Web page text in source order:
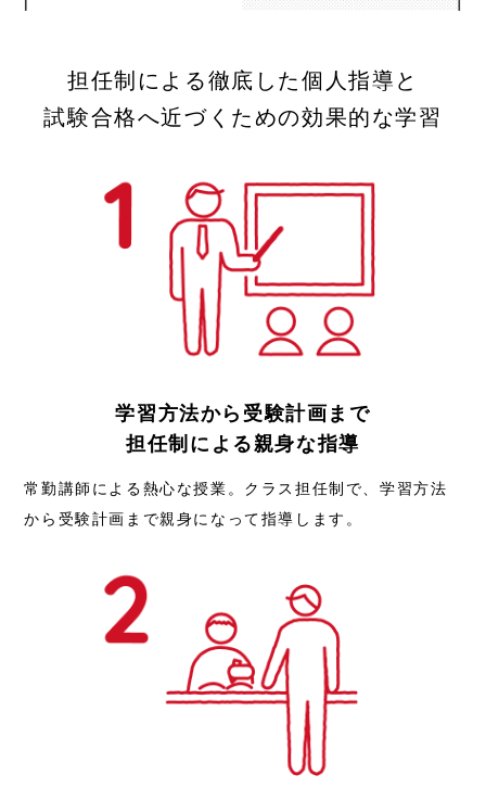
担任制による徹底した個人指導と
試験合格へ近づくための効果的な学習
学習方法から受験計画まで
担任制による親身な指導
常勤講師による熱心な授業。クラス担任制で、学習方法
から受験計画まで親身になって指導します。